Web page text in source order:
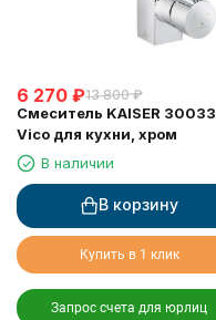
6 270 ₽13 800 ₽
Смеситель KAISER 30033
Vico для кухни, хром
В наличии
В корзину
Купить в 1 клик
Запрос счета для юрлиц